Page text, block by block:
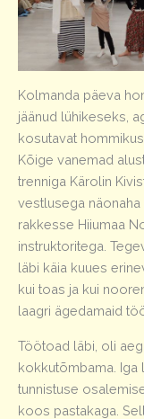
Kolmanda päeva
jäänud lühikeseks,
kosutavat
Kõige vanemad
trenniga Kärolin
vestlusega
rakkesse Hiiumaa
instruktoritega.
läbi käia kuues
kui toas ja kui
laagri ägedamaid
Töötoad läbi, oli
kokkutõmbama. Iga
tunnistuse
koos pastakaga.